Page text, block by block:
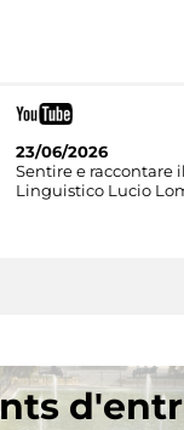
23/06/2026
Sentire e raccontare
Linguistico Lucio